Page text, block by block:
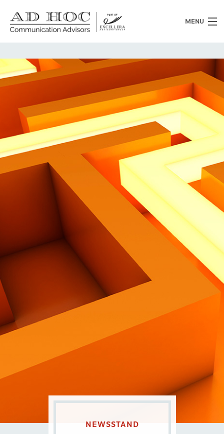
MENU
Chi siamo
Cosa facciamo
News
Clienti
Heritage
Lavora con noi
Contatti
Eng
NEWSSTAND